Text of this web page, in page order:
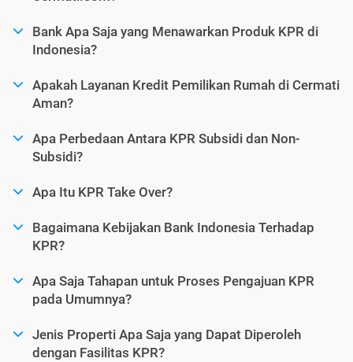
Bank Apa Saja yang Menawarkan Produk KPR di
Indonesia?
Apakah Layanan Kredit Pemilikan Rumah di Cermati
Aman?
Apa Perbedaan Antara KPR Subsidi dan Non-
Subsidi?
Apa Itu KPR Take Over?
Bagaimana Kebijakan Bank Indonesia Terhadap
KPR?
Apa Saja Tahapan untuk Proses Pengajuan KPR
pada Umumnya?
Jenis Properti Apa Saja yang Dapat Diperoleh
dengan Fasilitas KPR?